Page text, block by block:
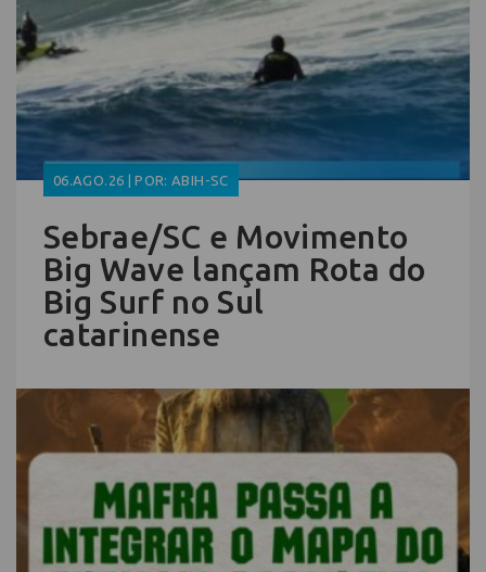
06.AGO.26 | POR: ABIH-SC
Sebrae/SC e Movimento
Big Wave lançam Rota do
Big Surf no Sul
catarinense